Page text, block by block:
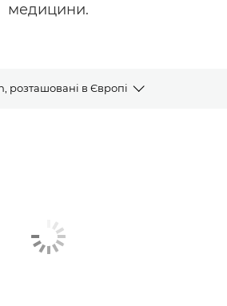
медицини.
розташовані в Європі